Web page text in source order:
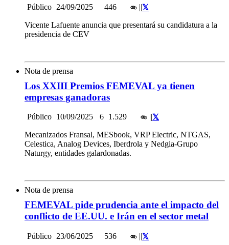
Público 24/09/2025 446 ||
Vicente Lafuente anuncia que presentará su candidatura a la
presidencia de CEV
Nota de prensa
Los XXIII Premios FEMEVAL ya tienen
empresas ganadoras
Público 10/09/2025 6 1.529
Mecanizados Fransal, MESbook, VRP Electric, NTGAS,
Celestica, Analog Devices, Iberdrola y Nedgia-Grupo
Naturgy, entidades galardonadas.
Nota de prensa
FEMEVAL pide prudencia ante el impacto del
conflicto de EE.UU. e Irán en el sector metal
Público 23/06/2025 536 ||